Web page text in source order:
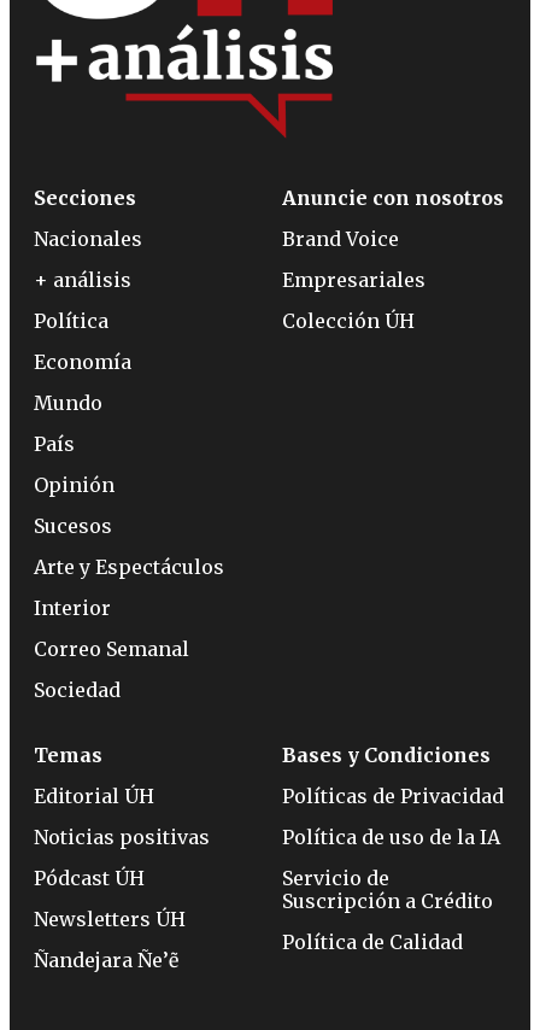
Secciones
Nacionales
+ análisis
Política
Economía
Mundo
País
Opinión
Sucesos
Arte y Espectáculos
Interior
Correo Semanal
Sociedad
Anuncie con nosotros
Brand Voice
Empresariales
Colección ÚH
Temas
Editorial ÚH
Noticias positivas
Pódcast ÚH
Newsletters ÚH
Ñandejara Ñe’ẽ
Bases y Condiciones
Políticas de Privacidad
Política de uso de la IA
Servicio de
Suscripción a Crédito
Política de Calidad